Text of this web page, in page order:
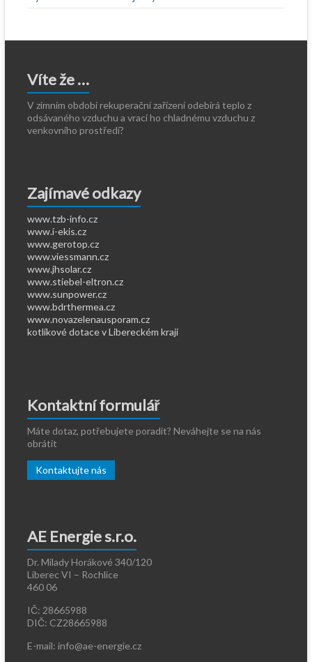
Víte že …
V zimním období rekuperační zařízení odebírá teplo z
odsávaného vzduchu a vrací ho chladnému vzduchu z
venkovního prostředí?
Zajímavé odkazy
www.tzb-info.cz
www.i-ekis.cz
www.gerotop.cz
www.viessmann.cz
www.jhsolar.cz
www.stiebel-eltron.cz
www.sunpower.cz
www.bdrthermea.cz
www.novazelenausporam.cz
kotlíkové dotace v Libereckém kraji
Kontaktní formulář
Máte dotaz, potřebujete poradit? Neváhejte se na nás
obrátit
Kontaktujte nás
AE Energie s.r.o.
Dr. Milady Horákové 340/120
Liberec VI – Rochlice
460 06
IČ: 28665988
DIČ: CZ28665988
E-mail: info@ae-energie.cz